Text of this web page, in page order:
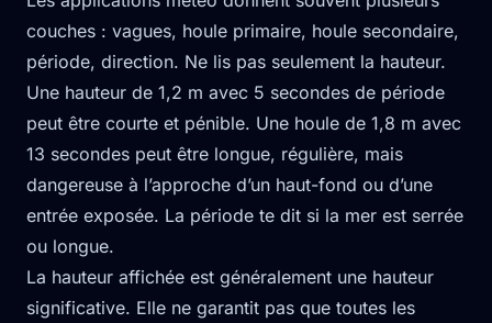
couches : vagues, houle primaire, houle secondaire,
période, direction. Ne lis pas seulement la hauteur.
Une hauteur de 1,2 m avec 5 secondes de période
peut être courte et pénible. Une houle de 1,8 m avec
13 secondes peut être longue, régulière, mais
dangereuse à l’approche d’un haut-fond ou d’une
entrée exposée. La période te dit si la mer est serrée
ou longue.
La hauteur affichée est généralement une hauteur
significative. Elle ne garantit pas que toutes les